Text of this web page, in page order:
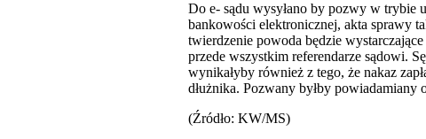
Do e- sądu wysyłano by pozwy w trybie
bankowości elektronicznej, akta sprawy
twierdzenie powoda będzie
przede wszystkim referendarze sądowi.
wynikałyby również z tego, że nakaz
dłużnika. Pozwany byłby powiadamiany
(Źródło: KW/MS)